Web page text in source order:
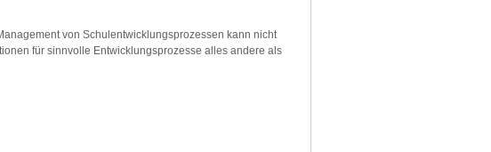
von Schulentwicklungsprozessen kann nicht
für sinnvolle Entwicklungsprozesse alles andere als